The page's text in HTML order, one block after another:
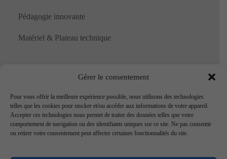
Gérer le consentement
Pour vous offrir la meilleure expérience possible, nous utilisons des technologies
telles que les cookies pour stocker et/ou accéder aux informations de votre appareil.
Accepter ces technologies nous permet de traiter des données telles que votre
comportement de navigation ou des identifiants uniques sur ce site. Ne pas consentir
ou retirer votre consentement peut affecter certaines fonctionnalités du site.
Pédagogie innovante
Matériel & Plateau technique
NOUS CONTACTER
CANDIDATER